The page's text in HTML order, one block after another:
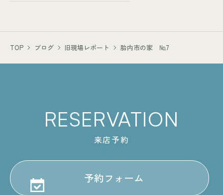
TOP ブログ 旧現場レポート 胎内市の家 №7
RESERVATION
来店予約
予約フォーム